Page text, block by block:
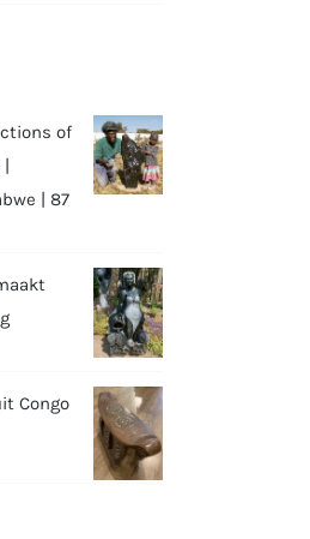
of
|
| 87
Congo